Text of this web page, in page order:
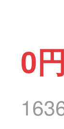
0円